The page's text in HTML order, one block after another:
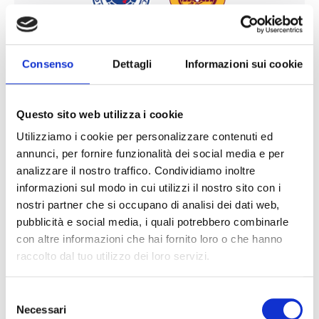
Consenso Dettagli Informazioni sui cookie
Questo sito web utilizza i cookie
Utilizziamo i cookie per personalizzare contenuti ed
annunci, per fornire funzionalità dei social media e per
analizzare il nostro traffico. Condividiamo inoltre
informazioni sul modo in cui utilizzi il nostro sito con i
nostri partner che si occupano di analisi dei dati web,
pubblicità e social media, i quali potrebbero combinarle
con altre informazioni che hai fornito loro o che hanno
raccolto dal tuo utilizzo dei loro servizi.
delNecessari
Rangers FC - Motherwell FC
Ibrox Stadium, Glasgow
€305
Visualizza pacchetti